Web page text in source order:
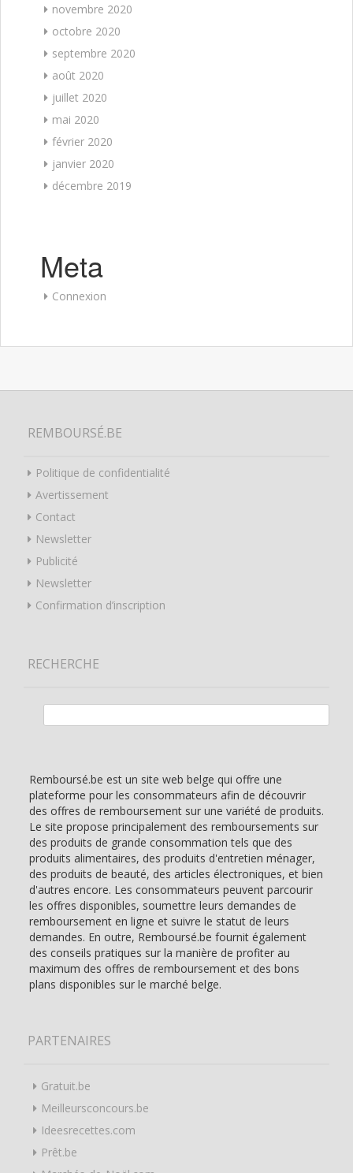
novembre 2020
octobre 2020
septembre 2020
août 2020
juillet 2020
mai 2020
février 2020
janvier 2020
décembre 2019
Meta
Connexion
REMBOURSÉ.BE
Politique de confidentialité
Avertissement
Contact
Newsletter
Publicité
Newsletter
Confirmation d’inscription
RECHERCHE
Remboursé.be est un site web belge qui offre une
plateforme pour les consommateurs afin de découvrir
des offres de remboursement sur une variété de produits.
Le site propose principalement des remboursements sur
des produits de grande consommation tels que des
produits alimentaires, des produits d'entretien ménager,
des produits de beauté, des articles électroniques, et bien
d'autres encore. Les consommateurs peuvent parcourir
les offres disponibles, soumettre leurs demandes de
remboursement en ligne et suivre le statut de leurs
demandes. En outre, Remboursé.be fournit également
des conseils pratiques sur la manière de profiter au
maximum des offres de remboursement et des bons
plans disponibles sur le marché belge.
PARTENAIRES
Gratuit.be
Meilleursconcours.be
Ideesrecettes.com
Prêt.be